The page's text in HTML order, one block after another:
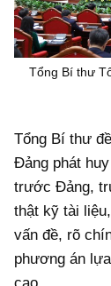
Tổng Bí thư
Tổng Bí thư
Đảng phát
trước Đảng,
thật kỹ tài
vấn đề, rõ
phương án